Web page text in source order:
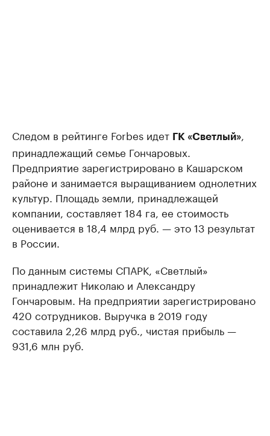
Следом в рейтинге Forbes идет ГК «Светлый»,
принадлежащий семье Гончаровых.
Предприятие зарегистрировано в Кашарском
районе и занимается выращиванием однолетних
культур. Площадь земли, принадлежащей
компании, составляет 184 га, ее стоимость
оценивается в 18,4 млрд руб. — это 13 результат
в России.
По данным системы СПАРК, «Светлый»
принадлежит Николаю и Александру
Гончаровым. На предприятии зарегистрировано
420 сотрудников. Выручка в 2019 году
составила 2,26 млрд руб., чистая прибыль —
931,6 млн руб.